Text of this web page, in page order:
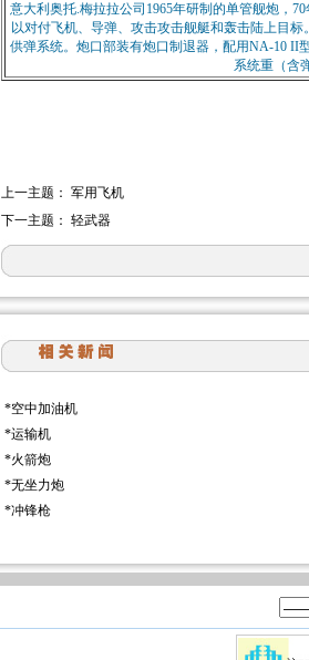
意大利奥托.梅拉拉公司1965年研制的单管舰炮，
以对付飞机、导弹、攻击攻击舰艇和轰击陆上目
供弹系统。炮口部装有炮口制退器，配用NA-10 II
系统重（含
上一主题： 军用飞机
下一主题： 轻武器
*空中加油机
*运输机
*火箭炮
*无坐力炮
*冲锋枪